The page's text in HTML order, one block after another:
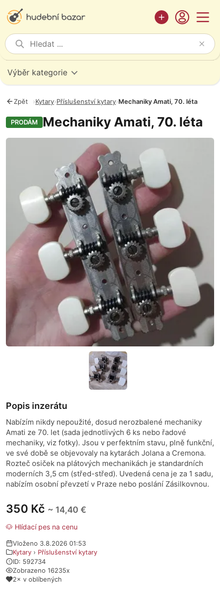
Výběr kategorie
Zpět ›Kytary›Příslušenství kytary›Mechaniky Amati, 70. léta
PRODÁM Mechaniky Amati, 70. léta
350 Kč ~ 14,40 €
🐶 Hlídací pes na cenu
Vloženo 3.8.2026 01:53
Kytary › Příslušenství kytary
ID: 592734
Zobrazeno 16235x
2× v oblíbených
Popis inzerátu
Nabízím nikdy nepoužité, dosud nerozbalené mechaniky
Amati ze 70. let (sada jednotlivých 6 ks nebo řadové
mechaniky, viz fotky). Jsou v perfektním stavu, plně funkční,
ve své době se objevovaly na kytarách Jolana a Cremona.
Rozteč osiček na plátových mechanikách je standardních
moderních 3,5 cm (střed-střed). Uvedená cena je za 1 sadu,
nabízím osobní převzetí v Praze nebo poslání Zásilkovnou.